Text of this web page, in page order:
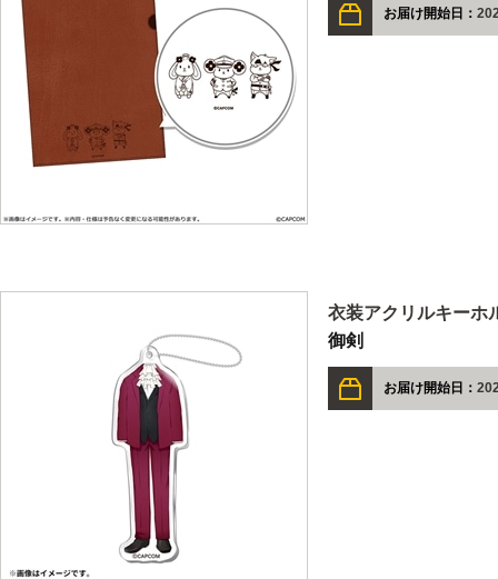
お届け開始日：
衣装アクリルキーホ
御剣
お届け開始日：